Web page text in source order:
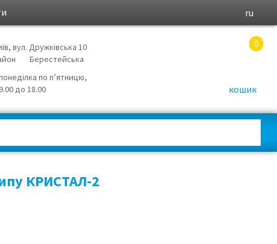
ru
вул. Дружківська 10
Берестейська
по п’ятницю,
до 18.00
0
кошик
КРИСТАЛ-2